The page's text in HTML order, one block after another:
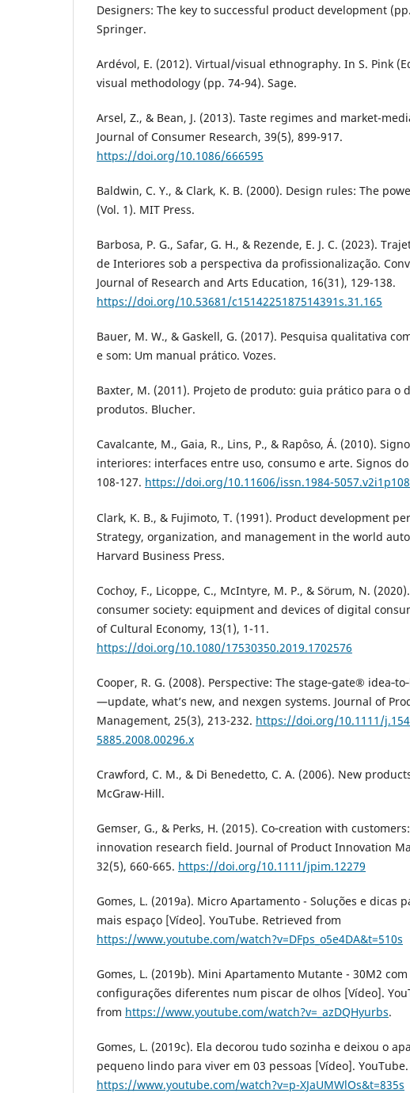
Designers: The key to successful product development
Springer.
Ardévol, E. (2012). Virtual/visual ethnography. In S. Pink
visual methodology (pp. 74-94). Sage.
Arsel, Z., & Bean, J. (2013). Taste regimes and market-
Journal of Consumer Research, 39(5), 899-917.
https://doi.org/10.1086/666595
Baldwin, C. Y., & Clark, K. B. (2000). Design rules: The
(Vol. 1). MIT Press.
Barbosa, P. G., Safar, G. H., & Rezende, E. J. C. (2023).
de Interiores sob a perspectiva da profissionalização.
Journal of Research and Arts Education, 16(31), 129-138.
https://doi.org/10.53681/c1514225187514391s.31.165
Bauer, M. W., & Gaskell, G. (2017). Pesquisa qualitativa
e som: Um manual prático. Vozes.
Baxter, M. (2011). Projeto de produto: guia prático para o
produtos. Blucher.
Cavalcante, M., Gaia, R., Lins, P., & Rapôso, Á. (2010).
interiores: interfaces entre uso, consumo e arte. Signos do
108-127. https://doi.org/10.11606/issn.1984-
Clark, K. B., & Fujimoto, T. (1991). Product development
Strategy, organization, and management in the world
Harvard Business Press.
Cochoy, F., Licoppe, C., McIntyre, M. P., & Sörum, N.
consumer society: equipment and devices of digital
of Cultural Economy, 13(1), 1-11.
https://doi.org/10.1080/17530350.2019.1702576
Cooper, R. G. (2008). Perspective: The stage‐gate®
—update, what’s new, and nexgen systems. Journal of
Management, 25(3), 213-232. https://doi.org/10.1111/
5885.2008.00296.x
Crawford, C. M., & Di Benedetto, C. A. (2006). New
McGraw-Hill.
Gemser, G., & Perks, H. (2015). Co‐creation with
innovation research field. Journal of Product Innovation
32(5), 660-665. https://doi.org/10.1111/jpim.12279
Gomes, L. (2019a). Micro Apartamento - Soluções e dicas
mais espaço [Vídeo]. YouTube. Retrieved from
https://www.youtube.com/watch?v=DFps_o5e4DA&t=510s
Gomes, L. (2019b). Mini Apartamento Mutante - 30M2 com
configurações diferentes num piscar de olhos [Vídeo].
from https://www.youtube.com/watch?v=_azDQHyurbs.
Gomes, L. (2019c). Ela decorou tudo sozinha e deixou o
pequeno lindo para viver em 03 pessoas [Vídeo].
https://www.youtube.com/watch?v=p-XJaUMWlOs&t=835s